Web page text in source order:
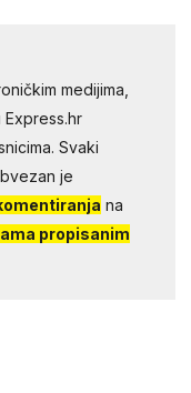
medijima,
Svaki
je
na
propisanim